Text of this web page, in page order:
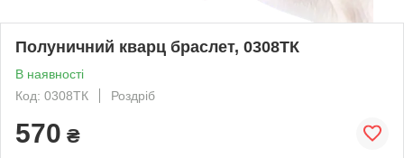
Полуничний кварц браслет, 0308ТК
В наявності
Код: 0308ТК
Роздріб
570 ₴